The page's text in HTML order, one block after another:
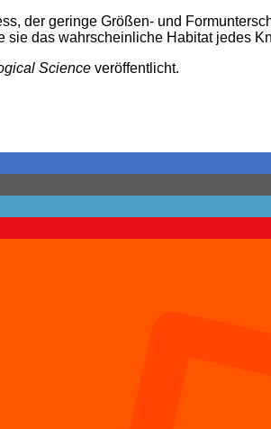
der geringe Größen- und
das wahrscheinliche Habitat jedes
Science veröffentlicht.